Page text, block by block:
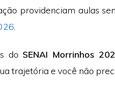
providenciam aulas
do SENAI Morrinhos
trajetória e você não